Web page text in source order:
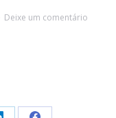
Deixe um comentário